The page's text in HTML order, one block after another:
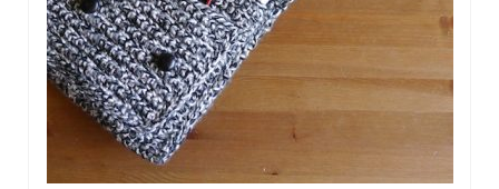
Topflappen
Winterzeit
Schals